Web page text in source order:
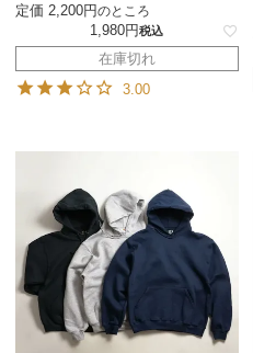
定価 2,200 のところ
1,980 税込
在庫切れ
3.00